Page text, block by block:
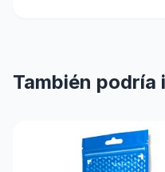
También